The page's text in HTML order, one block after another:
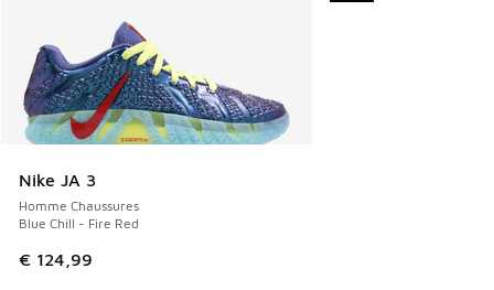
Nike JA 3
Homme Chaussures
Blue Chill - Fire Red
€ 124,99